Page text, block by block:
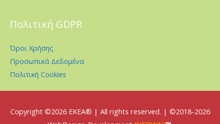
Πολιτική GDPR
Όροι Χρήσης
Προσωπικά Δεδομένα
Πολιτική Cookies
Copyright ©2026 EKEA® | All rights reserved. | ©2018-2026